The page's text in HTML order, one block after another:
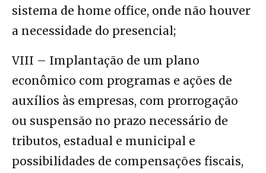
sistema de home office, onde não houver
a necessidade do presencial;
VIII – Implantação de um plano
econômico com programas e ações de
auxílios às empresas, com prorrogação
ou suspensão no prazo necessário de
tributos, estadual e municipal e
possibilidades de compensações fiscais,